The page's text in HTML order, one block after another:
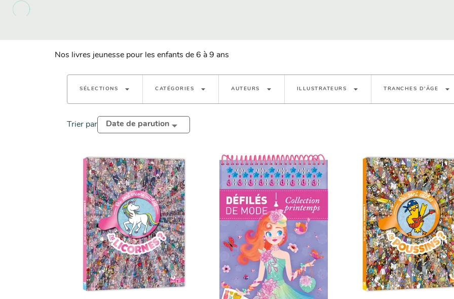
Nos livres jeunesse pour les enfants de 6 à 9 ans
SÉLECTIONS arrow_drop_down CATÉGORIES arrow_drop_down AUTEURS arrow_drop_down ILLUSTRATEURS arrow_drop_down TRANCHES D'ÂGE arrow_drop_down
Trier par Date de parution